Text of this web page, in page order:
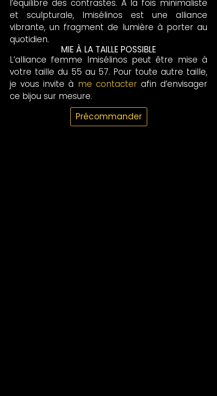
l’équilibre des contrastes. À la fois minimaliste
et sculpturale, Imisélinos est une alliance
vibrante, un fragment de lumière à porter au
quotidien.
MIE À LA TAILLE POSSIBLE
L’alliance femme Imisélinos peut être mise à
votre taille du 55 au 57. Pour toute autre taille,
je vous invite à me contacterafin d’envisager
ce bijou sur mesure.
Précommander